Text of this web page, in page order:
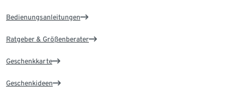
Bedienungsanleitungen
Ratgeber & Größenberater
Geschenkkarte
Geschenkideen